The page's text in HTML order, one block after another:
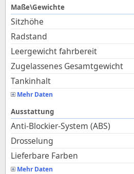
Maße\Gewichte
Sitzhöhe
Radstand
Leergewicht fahrbereit
Zugelassenes Gesamtgewicht
Tankinhalt
Mehr Daten
Ausstattung
Anti-Blockier-System (ABS)
Drosselung
Lieferbare Farben
Mehr Daten